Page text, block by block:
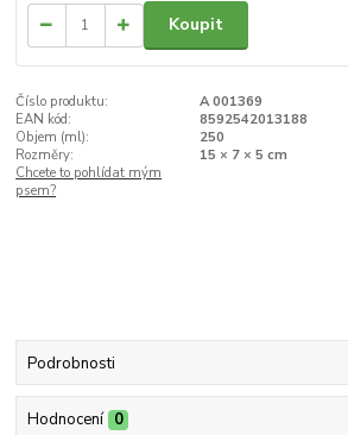
Koupit
Číslo produktu:
A 001369
EAN kód:
8592542013188
Objem (ml):
250
Rozměry:
15 × 7 × 5 cm
Chcete to pohlídat mým
psem?
Podrobnosti
Hodnocení 0